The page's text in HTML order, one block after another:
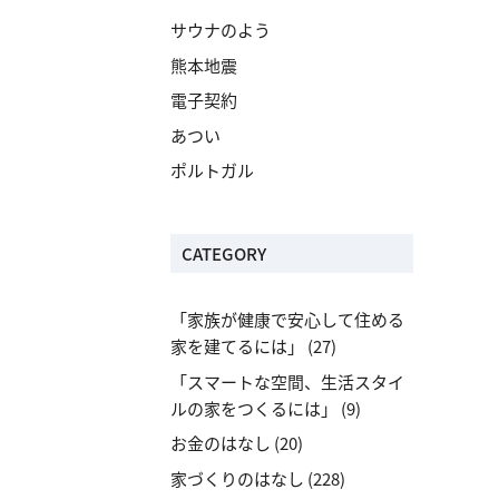
サウナのよう
熊本地震
電子契約
あつい
ポルトガル
CATEGORY
「家族が健康で安心して住める
家を建てるには」
(27)
「スマートな空間、生活スタイ
ルの家をつくるには」
(9)
お金のはなし (20)
家づくりのはなし (228)